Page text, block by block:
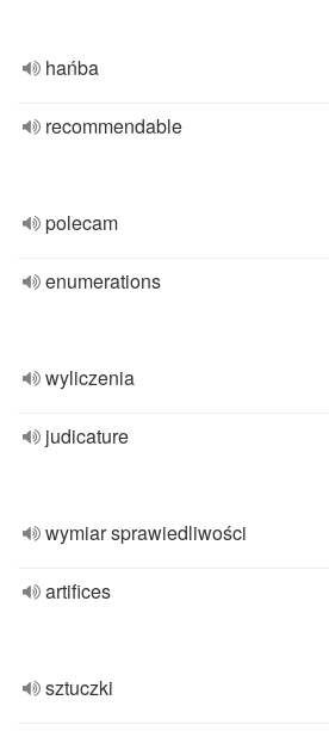
hańba
recommendable
polecam
enumerations
wyliczenia
judicature
wymiar sprawiedliwości
artifices
sztuczki